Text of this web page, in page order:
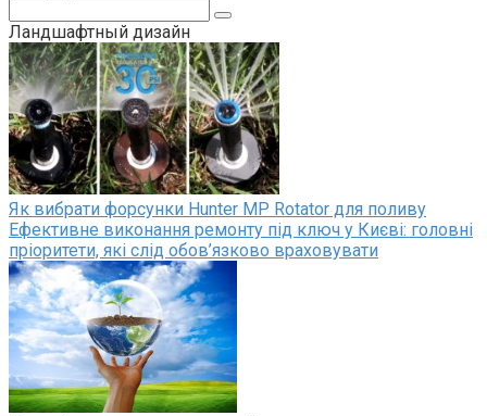
Ландшафтный дизайн
Як вибрати форсунки Hunter MP Rotator для поливу
Ефективне виконання ремонту під ключ у Києві: головні
пріоритети, які слід обов’язково враховувати